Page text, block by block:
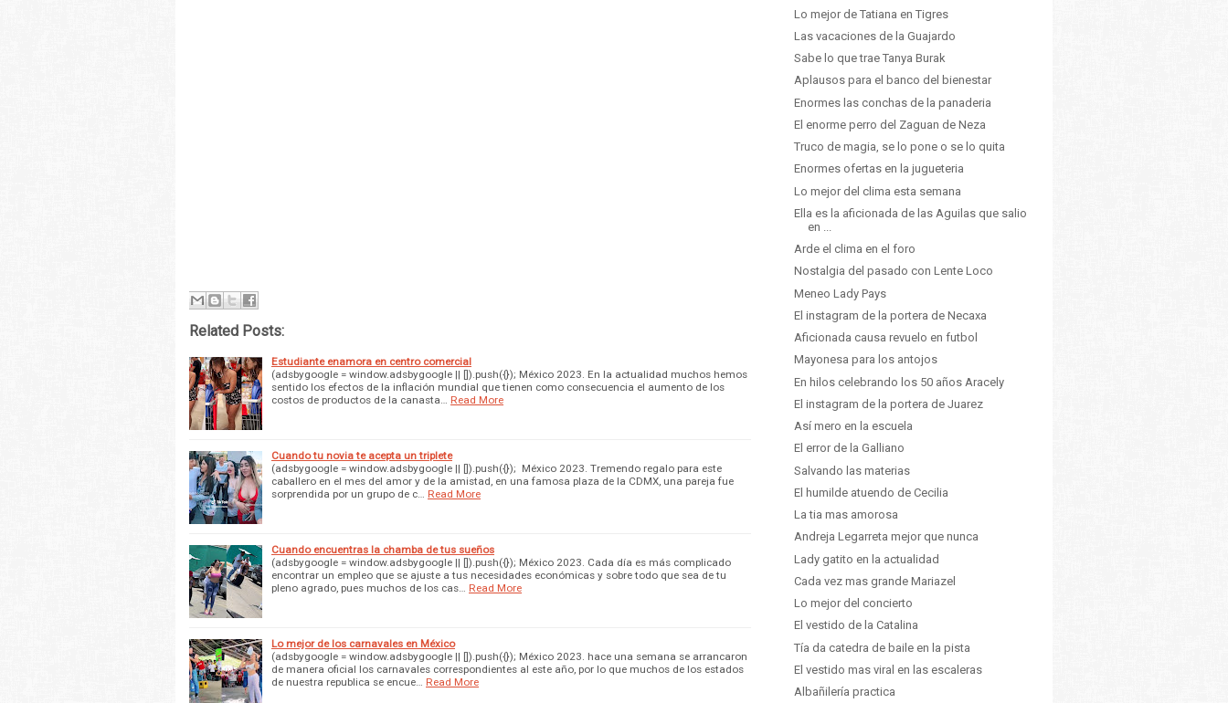
Related Posts:
Estudiante enamora en centro comercial
(adsbygoogle = window.adsbygoogle || []).push({}); México 2023. En la actualidad muchos hemos
sentido los efectos de la inflación mundial que tienen como consecuencia el aumento de los
costos de productos de la canasta…
Read More
Cuando tu novia te acepta un triplete
(adsbygoogle = window.adsbygoogle || []).push({}); México 2023. Tremendo regalo para este
caballero en el mes del amor y de la amistad, en una famosa plaza de la CDMX, una pareja fue
sorprendida por un grupo de c…
Read More
Cuando encuentras la chamba de tus sueños
(adsbygoogle = window.adsbygoogle || []).push({}); México 2023. Cada día es más complicado
encontrar un empleo que se ajuste a tus necesidades económicas y sobre todo que sea de tu
pleno agrado, pues muchos de los cas…
Read More
Lo mejor de los carnavales en México
(adsbygoogle = window.adsbygoogle || []).push({}); México 2023. hace una semana se arrancaron
de manera oficial los carnavales correspondientes al este año, por lo que muchos de los estados
de nuestra republica se encue…
Read More
Lo mejor de Tatiana en Tigres
Las vacaciones de la Guajardo
Sabe lo que trae Tanya Burak
Aplausos para el banco del bienestar
Enormes las conchas de la panaderia
El enorme perro del Zaguan de Neza
Truco de magia, se lo pone o se lo quita
Enormes ofertas en la jugueteria
Lo mejor del clima esta semana
Ella es la aficionada de las Aguilas que salio
en ...
Arde el clima en el foro
Nostalgia del pasado con Lente Loco
Meneo Lady Pays
El instagram de la portera de Necaxa
Aficionada causa revuelo en futbol
Mayonesa para los antojos
En hilos celebrando los 50 años Aracely
El instagram de la portera de Juarez
Así mero en la escuela
El error de la Galliano
Salvando las materias
El humilde atuendo de Cecilia
La tia mas amorosa
Andreja Legarreta mejor que nunca
Lady gatito en la actualidad
Cada vez mas grande Mariazel
Lo mejor del concierto
El vestido de la Catalina
Tía da catedra de baile en la pista
El vestido mas viral en las escaleras
Albañilería practica